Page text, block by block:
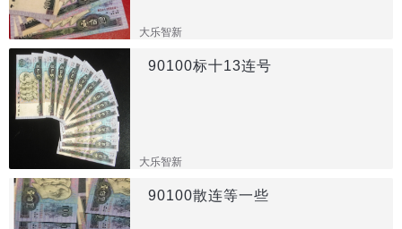
大乐智新
90100标十13连号
大乐智新
90100散连等一些